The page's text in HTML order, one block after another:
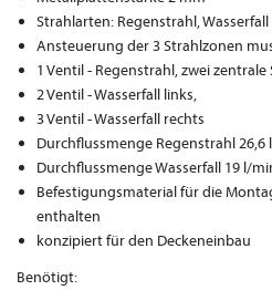
Strahlarten: Regenstrahl,
Ansteuerung der 3 Strahlzonen
1 Ventil - Regenstrahl, zwei zentrale
2 Ventil - Wasserfall links,
3 Ventil - Wasserfall rechts
Durchflussmenge Regenstrahl
Durchflussmenge Wasserfall 19 l/
Befestigungsmaterial für die
enthalten
konzipiert für den Deckeneinbau
Benötigt: